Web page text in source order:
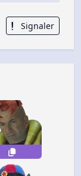
Signaler